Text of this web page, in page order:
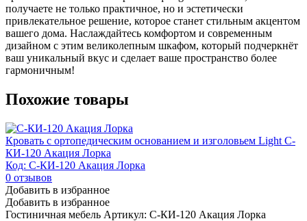
получаете не только практичное, но и эстетически
привлекательное решение, которое станет стильным акцентом
вашего дома. Наслаждайтесь комфортом и современным
дизайном с этим великолепным шкафом, который подчеркнёт
ваш уникальный вкус и сделает ваше пространство более
гармоничным!
Похожие товары
Кровать с ортопедическим основанием и изголовьем Light С-
КИ-120 Акация Лорка
Код: С-КИ-120 Акация Лорка
0 отзывов
Добавить в избранное
Добавить в избранное
Гостиничная мебель Артикул: С-КИ-120 Акация Лорка